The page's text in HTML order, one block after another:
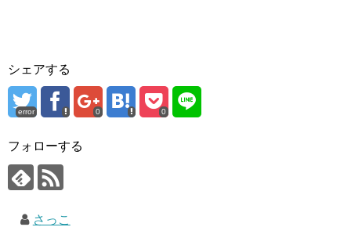
シェアする
error 0 0
フォローする
さっこ